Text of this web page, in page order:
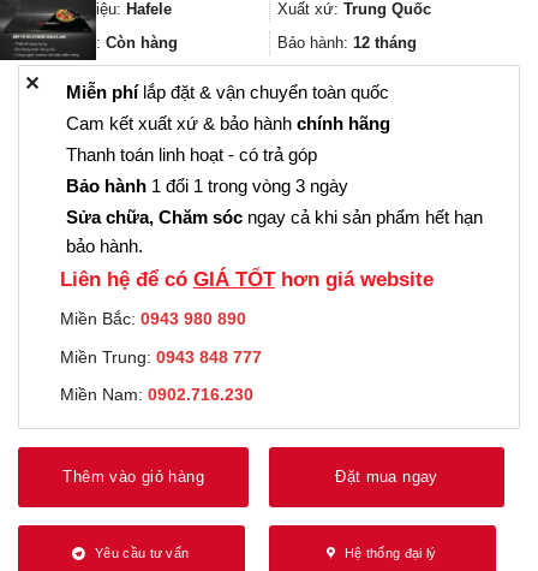
3.438.000₫.là:
2.578.000₫.
Thương hiệu: Hafele Xuất xứ: Trung Quốc
Trạng thái: Còn hàng Bảo hành: 12 tháng
Miễn phílắp đặt & vận chuyển toàn quốc
Cam kết xuất xứ & bảo hành chính hãng
Thanh toán linh hoạt - có trả góp
Bảo hành 1 đổi 1 trong vòng 3 ngày
Sửa chữa, Chăm sóc ngay cả khi sản phẩm hết hạn
bảo hành.
Liên hệ để có GIÁ TỐThơn giá website
Miền Bắc: 0943 980 890
Miền Trung: 0943 848 777
Miền Nam: 0902.716.230
Thêm vào giỏ hàng Đặt mua ngay
Yêu cầu tư vấn Hệ thống đại lý
✕